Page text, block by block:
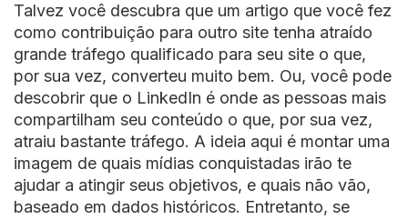
Talvez você descubra que um artigo que você fez
como contribuição para outro site tenha atraído
grande tráfego qualificado para seu site o que,
por sua vez, converteu muito bem. Ou, você pode
descobrir que o LinkedIn é onde as pessoas mais
compartilham seu conteúdo o que, por sua vez,
atraiu bastante tráfego. A ideia aqui é montar uma
imagem de quais mídias conquistadas irão te
ajudar a atingir seus objetivos, e quais não vão,
baseado em dados históricos. Entretanto, se